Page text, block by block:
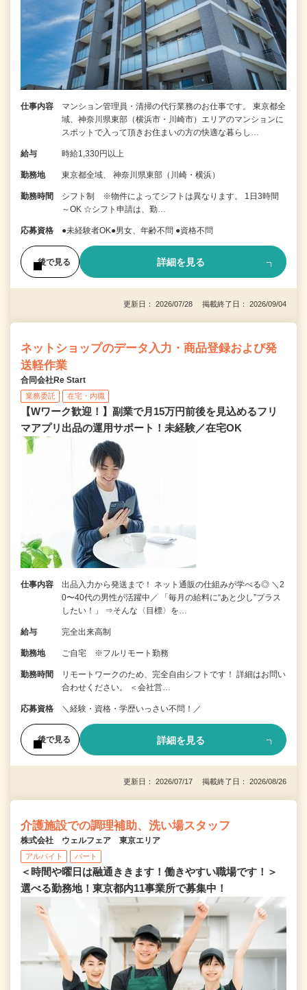
仕事内容
マンション管理員・清掃の代行業務のお仕事です。 東京都全
域、神奈川県東部（横浜市・川崎市）エリアのマンションに
スポットで入って頂きお住まいの方の快適な暮らし…
給与 時給1,330円以上
勤務地 東京都全域、 神奈川県東部（川崎・横浜）
勤務時間
シフト制 ※物件によってシフトは異なります。 1日3時間
～OK ☆シフト申請は、勤…
応募資格 ●未経験者OK●男女、年齢不問 ●資格不問
後で見る 詳細を見る
更新日： 2026/07/28 掲載終了日： 2026/09/04
ネットショップのデータ入力・商品登録および発
送軽作業
合同会社Re Start
業務委託 在宅・内職
【Wワーク歓迎！】副業で月15万円前後を見込めるフリ
マアプリ出品の運用サポート！未経験／在宅OK
仕事内容
出品入力から発送まで！ ネット通販の仕組みが学べる◎ ＼2
0〜40代の男性が活躍中／ 「毎月の給料に“あと少し”プラス
したい！」 ⇒そんな〈目標〉を…
給与 完全出来高制
勤務地 ご自宅 ※フルリモート勤務
勤務時間
リモートワークのため、完全自由シフトです！ 詳細はお問い
合わせください。 ＜会社営…
応募資格 ＼経験・資格・学歴いっさい不問！／
後で見る 詳細を見る
更新日： 2026/07/17 掲載終了日： 2026/08/26
介護施設での調理補助、洗い場スタッフ
株式会社 ウェルフェア 東京エリア
アルバイト パート
＜時間や曜日は融通ききます！働きやすい職場です！＞
選べる勤務地！東京都内11事業所で募集中！